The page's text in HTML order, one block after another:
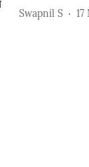
Swapnil S